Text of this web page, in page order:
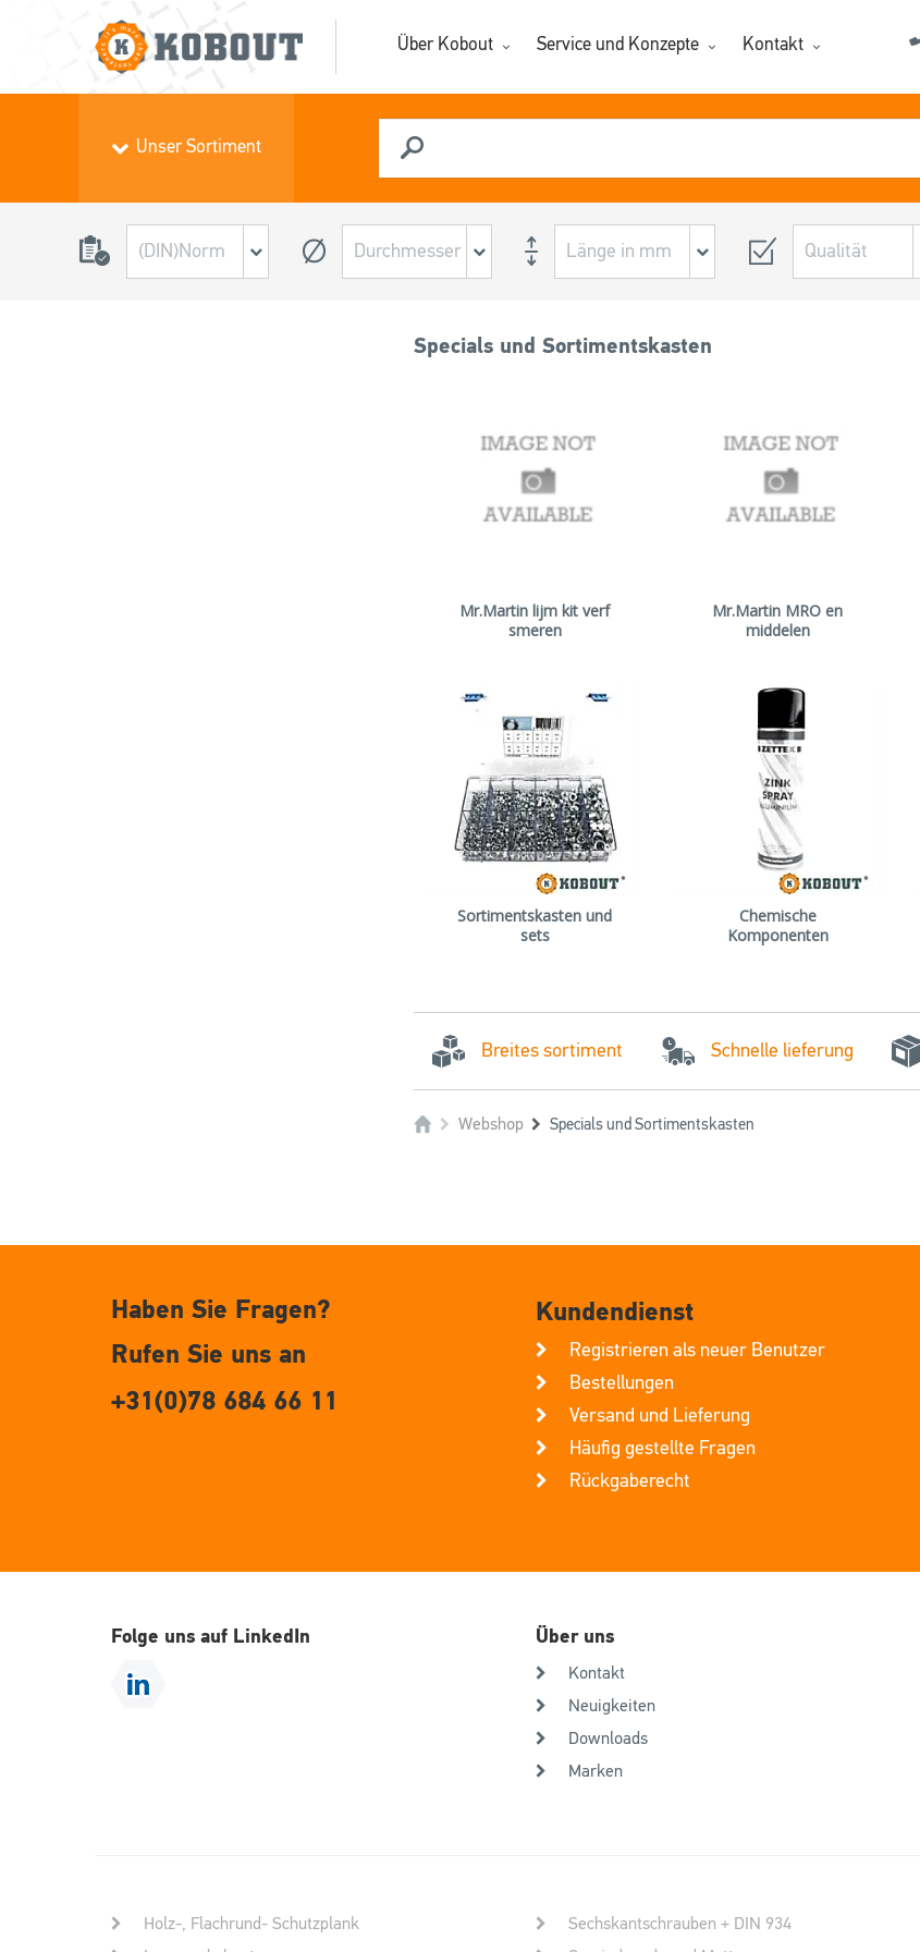
Über Kobout Service und Konzepte Kontakt
Unser Sortiment
Specials und Sortimentskasten
Mr.Martin lijm kit verf
smeren
Mr.Martin MRO en
middelen
Sortimentskasten und
sets
Chemische
Komponenten
Breites sortiment Schnelle lieferung
Webshop Specials und Sortimentskasten
Haben Sie Fragen?
Rufen Sie uns an
+31(0)78 684 66 11
Kundendienst
Registrieren als neuer Benutzer
Bestellungen
Versand und Lieferung
Häufig gestellte Fragen
Rückgaberecht
Folge uns auf LinkedIn Über uns
Kontakt
Neuigkeiten
Downloads
Marken
Holz-, Flachrund- Schutzplank
Sechskantschrauben + DIN 934